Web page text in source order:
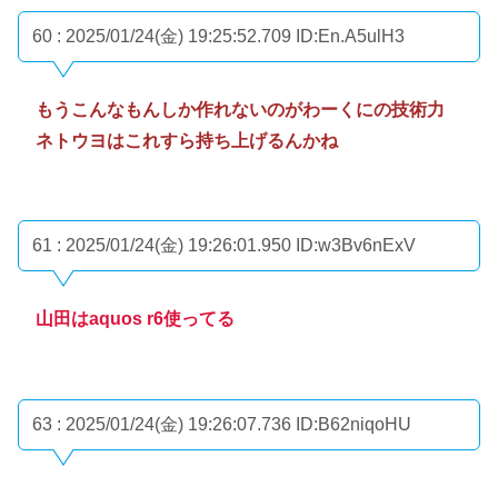
60 : 2025/01/24(金) 19:25:52.709 ID:En.A5ulH3
もうこんなもんしか作れないのがわーくにの技術力
ネトウヨはこれすら持ち上げるんかね
61 : 2025/01/24(金) 19:26:01.950 ID:w3Bv6nExV
山田はaquos r6使ってる
63 : 2025/01/24(金) 19:26:07.736 ID:B62niqoHU